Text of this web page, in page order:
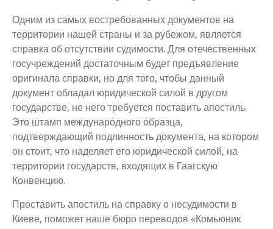
Одним из самых востребованных документов на
территории нашей страны и за рубежом, является
справка об отсутствии судимости. Для отечественных
госучреждений достаточным будет предъявление
оригинала справки, но для того, чтобы данный
документ обладал юридической силой в другом
государстве, не него требуется поставить апостиль.
Это штамп международного образца,
подтверждающий подлинность документа, на котором
он стоит, что наделяет его юридической силой, на
территории государств, входящих в Гаагскую
Конвенцию.
Проставить апостиль на справку о несудимости в
Киеве, поможет наше бюро переводов «Комьюник